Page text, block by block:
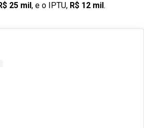
25 mil, e o IPTU, R$ 12 mil.